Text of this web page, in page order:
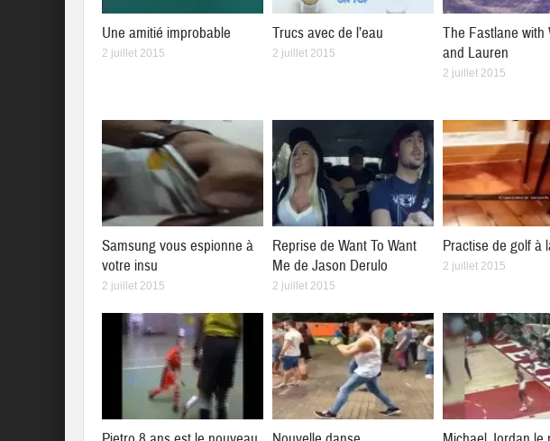
Une amitié improbable
2 juillet 2015
Trucs avec de l’eau
2 juillet 2015
The Fastlane with
and Lauren
2 juillet 2015
Samsung vous espionne à
votre insu
2 juillet 2015
Reprise de Want To Want
Me de Jason Derulo
2 juillet 2015
Practise de golf à
2 juillet 2015